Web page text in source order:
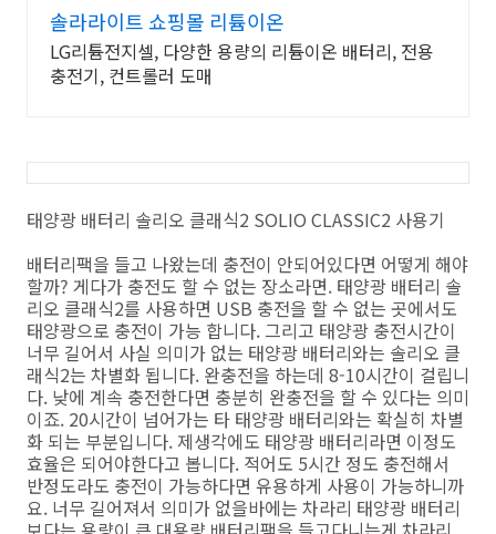
솔라라이트 쇼핑몰 리튬이온
LG리튬전지셀, 다양한 용량의 리튬이온 배터리, 전용
충전기, 컨트롤러 도매
태양광 배터리 솔리오 클래식2 SOLIO CLASSIC2 사용기
배터리팩을 들고 나왔는데 충전이 안되어있다면 어떻게 해야
할까? 게다가 충전도 할 수 없는 장소라면. 태양광 배터리 솔
리오 클래식2를 사용하면 USB 충전을 할 수 없는 곳에서도
태양광으로 충전이 가능 합니다. 그리고 태양광 충전시간이
너무 길어서 사실 의미가 없는 태양광 배터리와는 솔리오 클
래식2는 차별화 됩니다. 완충전을 하는데 8-10시간이 걸립니
다. 낮에 계속 충전한다면 충분히 완충전을 할 수 있다는 의미
이죠. 20시간이 넘어가는 타 태양광 배터리와는 확실히 차별
화 되는 부분입니다. 제생각에도 태양광 배터리라면 이정도
효율은 되어야한다고 봅니다. 적어도 5시간 정도 충전해서
반정도라도 충전이 가능하다면 유용하게 사용이 가능하니까
요. 너무 길어져서 의미가 없을바에는 차라리 태양광 배터리